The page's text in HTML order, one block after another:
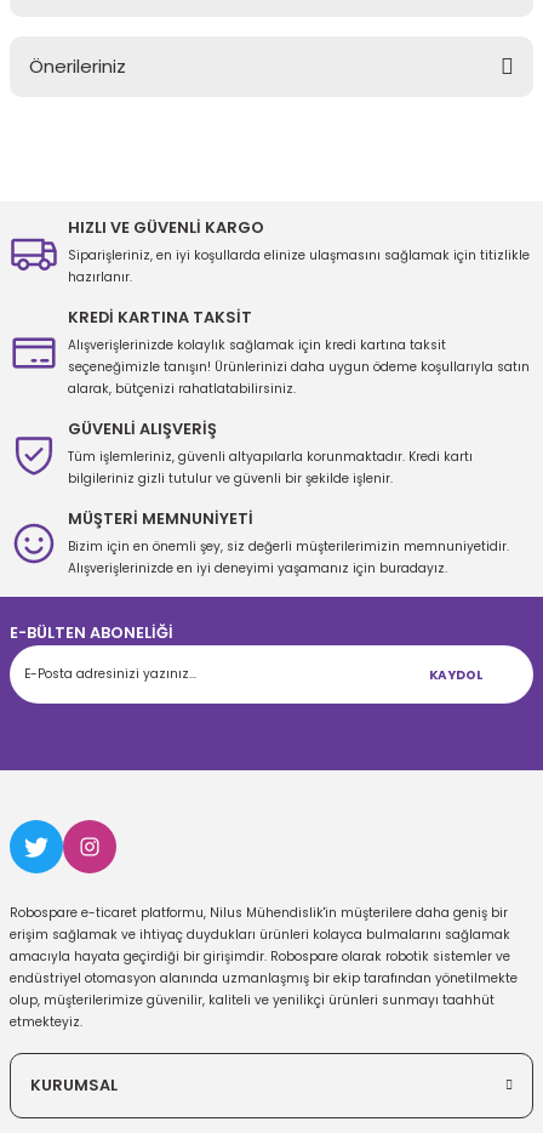
Önerileriniz
Ürün resmi kalitesiz, bozuk veya görüntülenemiyor.
Ürün bilgilerinde hatalar bulunuyor.
Ürün fiyatı diğer sitelerden daha pahalı.
Gönder
HIZLI VE GÜVENLİ KARGO
Siparişleriniz, en iyi koşullarda elinize ulaşmasını sağlamak için titizlikle
hazırlanır.
KREDİ KARTINA TAKSİT
Alışverişlerinizde kolaylık sağlamak için kredi kartına taksit
seçeneğimizle tanışın! Ürünlerinizi daha uygun ödeme koşullarıyla satın
alarak, bütçenizi rahatlatabilirsiniz.
GÜVENLİ ALIŞVERİŞ
Tüm işlemleriniz, güvenli altyapılarla korunmaktadır. Kredi kartı
bilgileriniz gizli tutulur ve güvenli bir şekilde işlenir.
MÜŞTERİ MEMNUNİYETİ
Bizim için en önemli şey, siz değerli müşterilerimizin memnuniyetidir.
Alışverişlerinizde en iyi deneyimi yaşamanız için buradayız.
E-BÜLTEN ABONELİĞİ
KAYDOL
Robospare e-ticaret platformu, Nilus Mühendislik'in müşterilere daha geniş bir
erişim sağlamak ve ihtiyaç duydukları ürünleri kolayca bulmalarını sağlamak
amacıyla hayata geçirdiği bir girişimdir. Robospare olarak robotik sistemler ve
endüstriyel otomasyon alanında uzmanlaşmış bir ekip tarafından yönetilmekte
olup, müşterilerimize güvenilir, kaliteli ve yenilikçi ürünleri sunmayı taahhüt
etmekteyiz.
KURUMSAL